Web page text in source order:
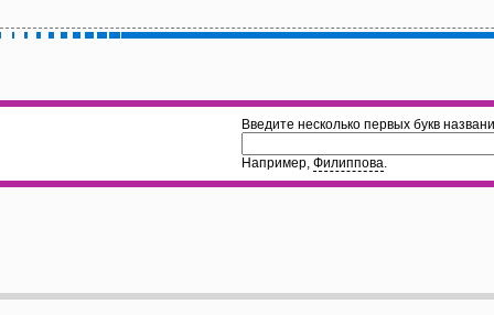
Введите несколько первых букв
Например, Филиппова.